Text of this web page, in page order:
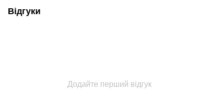
Відгуки
Додайте перший відгук